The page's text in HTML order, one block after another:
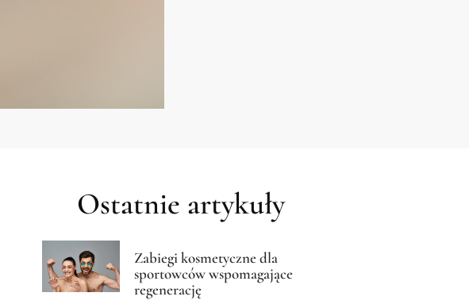
Ostatnie artykuły
Zabiegi kosmetyczne dla
sportowców wspomagające
regenerację